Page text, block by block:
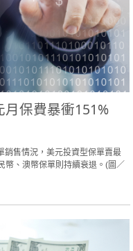
月保費暴衝151%
銷售情況，美元投資型保單賣最
幣、澳幣保單則持續衰退。(圖／